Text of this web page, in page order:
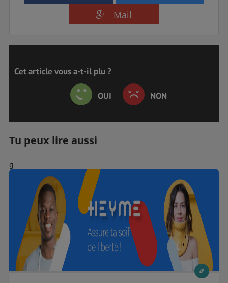
Mail
Cet article vous a-t-il plu ?
OUI NON
Tu peux lire aussi
g